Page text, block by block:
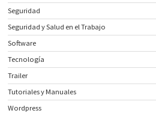
Seguridad
Seguridad y Salud en el Trabajo
Software
Tecnología
Trailer
Tutoriales y Manuales
Wordpress